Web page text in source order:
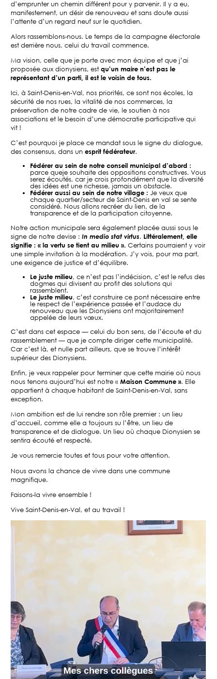
d’emprunter un chemin différent pour y parvenir. Il y a eu,
manifestement, un désir de renouveau et sans doute aussi
l’attente d’un regard neuf sur le quotidien.
Alors rassemblons-nous. Le temps de la campagne électorale
est derrière nous, celui du travail commence.
Ma vision, celle que je porte avec mon équipe et que j’ai
proposée aux dionysiens, estqu’un maire n’est pas le
représentant d’un parti, il est le voisin de tous.
Ici, à Saint-Denis-en-Val, nos priorités, ce sont nos écoles, la
sécurité de nos rues, la vitalité de nos commerces, la
préservation de notre cadre de vie, le soutien à nos
associations et le besoin d’une démocratie participative qui
vit !
C’est pourquoi je place ce mandat sous le signe du dialogue,
des consensus, dans unesprit fédérateur.
Fédérer au sein de notre conseil municipal d’abord :
parce queje souhaite des oppositions constructives. Vous
serez écoutés, car je crois profondément que la diversité
des idées est une richesse, jamais un obstacle.
Fédérer aussi au sein de notre village : Je veux que
chaque quartier/secteur de Saint-Denis en val se sente
considéré. Nous allons recréer du lien, de la
transparence et de la participation citoyenne.
Notre action municipale sera également placée aussi sous le
signe de notre devise :In medio stat virtus. Littéralement, elle
signifie : « la vertu se tient au milieu ». Certains pourraient y voir
une simple invitation à la modération. J’y vois, pour ma part,
une exigence de justice et d’équilibre.
Le juste milieu, ce n’est pas l’indécision, c’est le refus des
dogmes qui divisent au profit des solutions qui
rassemblent.
Le juste milieu, c’est construire ce pont nécessaire entre
le respect de l’expérience passée et l’audace du
renouveau que les Dionysiens ont majoritairement
appelée de leurs vœux.
C’est dans cet espace — celui du bon sens, de l’écoute et du
rassemblement — que je compte diriger cette municipalité.
Car c’est là, et nulle part ailleurs, que se trouve l’intérêt
supérieur des Dionysiens.
Enfin, je veux rappeler pour terminer que cette mairie où nous
nous tenons aujourd’hui est notre «Maison Commune ». Elle
appartient à chaque habitant de Saint-Denis-en-Val, sans
exception.
Mon ambition est de lui rendre son rôle premier : un lieu
d’accueil, comme elle a toujours su l’être, un lieu de
transparence et de dialogue. Un lieu où chaque Dionysien se
sentira écouté et respecté.
Je vous remercie toutes et tous pour votre attention.
Nous avons la chance de vivre dans une commune
magnifique.
Faisons-la vivre ensemble !
Vive Saint-Denis-en-Val, et au travail !